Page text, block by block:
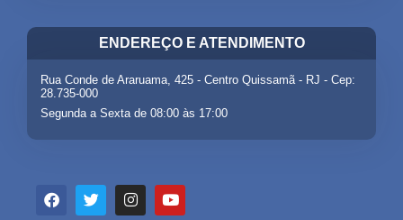
ENDEREÇO E ATENDIMENTO
Rua Conde de Araruama, 425 - Centro Quissamã - RJ - Cep:
28.735-000
Segunda a Sexta de 08:00 às 17:00